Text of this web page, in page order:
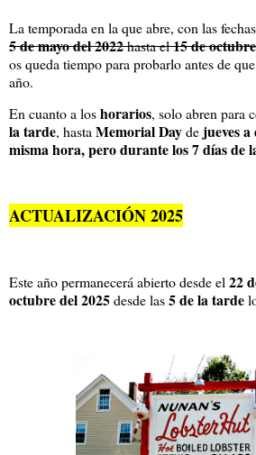
La temporada en la que abre, con las
5 de mayo del 2022hasta el15 de
os queda tiempo para probarlo antes de
año.
En cuanto a loshorarios, solo abren para
la tarde, hastaMemorial Dayde jueves
misma hora, pero durante los 7 días de
ACTUALIZACIÓN 2025
Este año permanecerá abierto desde el 22
octubre del 2025desde las5 de la tarde